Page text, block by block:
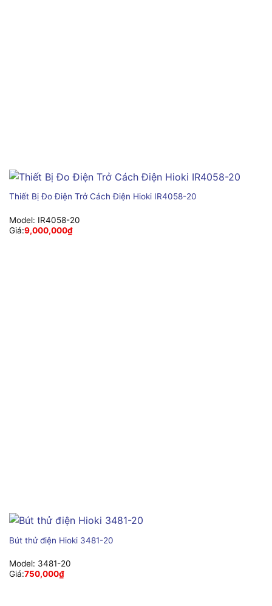
Thiết Bị Đo Điện Trở Cách Điện Hioki IR4058-20
Model: IR4058-20
Giá:9,000,000₫
Bút thử điện Hioki 3481-20
Model: 3481-20
Giá:750,000₫